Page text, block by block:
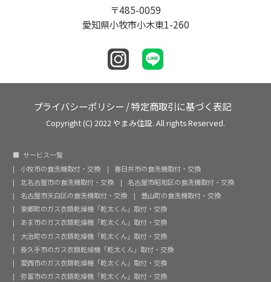
〒485-0059
愛知県小牧市小木東1-260
プライバシーポリシー /特定商取引に基づく表記
Copyright (C) 2022 やまみ住設. All rights Reserved.
サービス一覧
小牧市の食洗機取付・交換
春日井市の食洗機取付・交換
北名古屋市の食洗機取付・交換
名古屋市昭和区の食洗機取付・交換
名古屋市天白区の食洗機取付・交換
豊山町の食洗機取付・交換
東郷町のガス衣類乾燥機「乾太くん」取付・交換
あま市のガス衣類乾燥機「乾太くん」取付・交換
大治町のガス衣類乾燥機「乾太くん」取付・交換
長久手市のガス衣類乾燥機「乾太くん」取付・交換
愛西市のガス衣類乾燥機「乾太くん」取付・交換
弥富市のガス衣類乾燥機「乾太くん」取付・交換